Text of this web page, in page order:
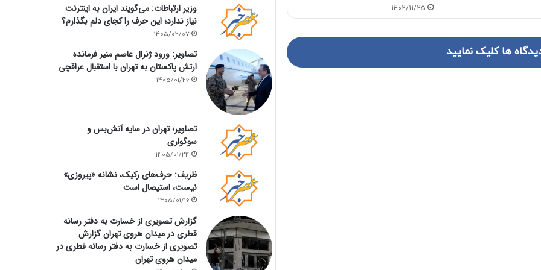
1402/11/25
ها کلیک نمایید
وزیر ارتباطات: می‌گویند ایران به اینترنت
نیاز ندارد؛ این حرف را کجای دلم بگذارم؟
1405/02/07
تصاویر: ورود ژنرال عاصم منیر فرمانده
ارتش پاکستان به تهران با استقبال عراقچی
1405/01/26
تصاویر؛ تهران در سایه آتش‌بس و
سوگواری
1405/01/24
ظریف: حرف‌های رکیک، نشانه «پیروزی»
نیست، استیصال است
1405/01/16
گزارش تصویری از خسارت به دفتر رسانه
قطری در میدان هروی تهران گزارش
تصویری از خسارت به دفتر رسانه قطری در
میدان هروی تهران